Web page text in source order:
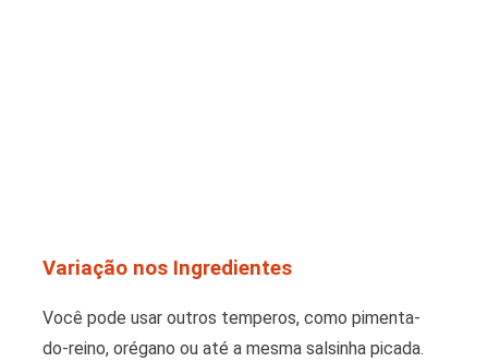
Variação nos Ingredientes
Você pode usar outros temperos, como pimenta-
do-reino, orégano ou até a mesma salsinha picada.